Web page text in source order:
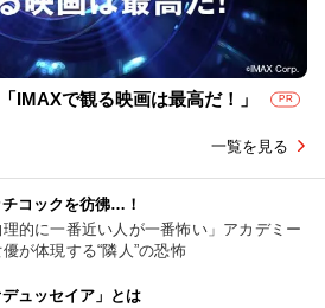
IMAXで観る映画は最高だ！」 PR
一覧を見る
チコックを彷彿…！
理的に一番近い人が一番怖い」アカデミー
が体現する“隣人”の恐怖
デュッセイア」とは